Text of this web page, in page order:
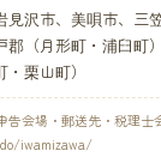
見沢市、美唄市、三
郡（月形町・浦臼町
栗山町）
告会場・郵送先・税理士
iwamizawa/